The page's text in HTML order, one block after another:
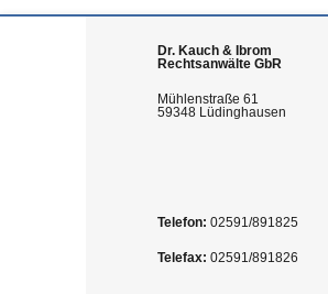
Dr. Kauch & Ibrom
Rechtsanwälte GbR
Mühlenstraße 61
59348 Lüdinghausen
Telefon: 02591/891825
Telefax: 02591/891826